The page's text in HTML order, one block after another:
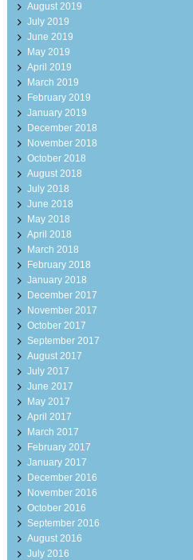
August 2019
July 2019
June 2019
May 2019
April 2019
March 2019
February 2019
January 2019
December 2018
November 2018
October 2018
August 2018
July 2018
June 2018
May 2018
April 2018
March 2018
February 2018
January 2018
December 2017
November 2017
October 2017
September 2017
August 2017
July 2017
June 2017
May 2017
April 2017
March 2017
February 2017
January 2017
December 2016
November 2016
October 2016
September 2016
August 2016
July 2016